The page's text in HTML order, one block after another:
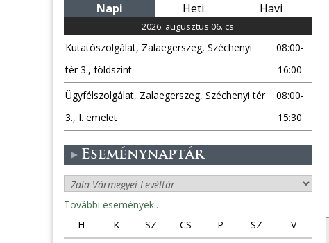
Napi Heti Havi
2026. augusztus 06. cs
Kutatószolgálat, Zalaegerszeg, Széchenyi
tér 3., földszint
08:00-
16:00
Ügyfélszolgálat, Zalaegerszeg, Széchenyi tér
3., I. emelet
08:00-
15:30
Eseménynaptár
További események..
H
K SZ CS P SZ
V